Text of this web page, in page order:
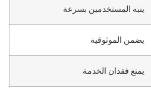
ينبه المستخدمين بسرعة
يضمن الموثوقية
يمنع فقدان الخدمة